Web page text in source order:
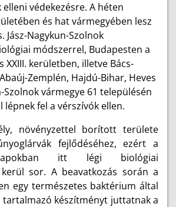
védekezésre. A héten
és hat vármegyében lesz
Jász-Nagykun-Szolnok
módszerrel, Budapesten a
XXIII. kerületben, illetve Bács-
Zemplén, Hajdú-Bihar, Heves
Szolnok vármegye 61 településén
lépnek fel a vérszívók ellen.
növényzettel borított területe
fejlődéséhez, ezért a
itt légi biológiai
sor. A beavatkozás során a
egy természetes baktérium által
készítményt juttatnak a